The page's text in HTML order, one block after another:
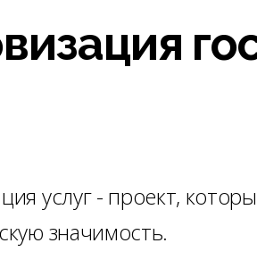
услуг - проект,
значимость.